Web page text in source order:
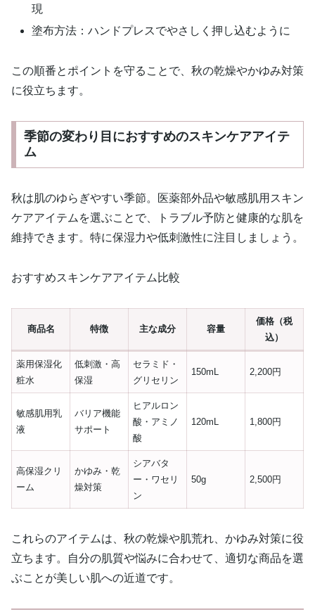
現
塗布方法：ハンドプレスでやさしく押し込むように
この順番とポイントを守ることで、秋の乾燥やかゆみ対策
に役立ちます。
季節の変わり目におすすめのスキンケアアイテ
ム
秋は肌のゆらぎやすい季節。医薬部外品や敏感肌用スキン
ケアアイテムを選ぶことで、トラブル予防と健康的な肌を
維持できます。特に保湿力や低刺激性に注目しましょう。
おすすめスキンケアアイテム比較
商品名 特徴 主な成分 容量
価格（税
込）
薬用保湿化
粧水
低刺激・高
保湿
セラミド・
グリセリン
150mL 2,200円
敏感肌用乳
液
バリア機能
サポート
ヒアルロン
酸・アミノ
酸
120mL 1,800円
高保湿クリ
ーム
かゆみ・乾
燥対策
シアバタ
ー・ワセリ
ン
50g 2,500円
これらのアイテムは、秋の乾燥や肌荒れ、かゆみ対策に役
立ちます。自分の肌質や悩みに合わせて、適切な商品を選
ぶことが美しい肌への近道です。